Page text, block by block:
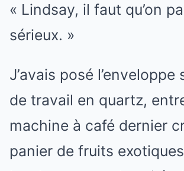
« Lindsay, il faut qu’on
sérieux. »
J’avais posé l’enveloppe
de travail en quartz,
machine à café dernier
panier de fruits